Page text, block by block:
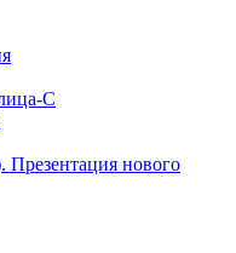
С
Презентация нового